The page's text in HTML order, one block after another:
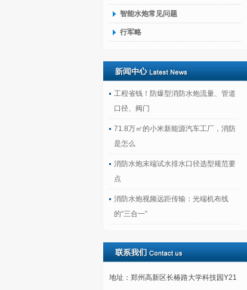
智能水炮常见问题
行军略
工程省钱！防爆型消防水炮流量、管道
口径、阀门
71.8万㎡的小米新能源汽车工厂，消防
是怎么
消防水炮末端试水排水口径选型规范要
点
消防水炮视频远距传输：光端机布线
的“三合一”
地址：郑州高新区长椿路大学科技园Y21